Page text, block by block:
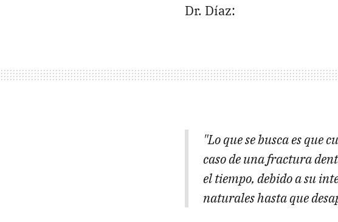
Dr. Díaz:
"Lo que se busca es que
caso de una fractura
el tiempo, debido a su
naturales hasta que